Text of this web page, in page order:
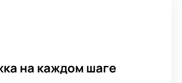
на каждом шаге